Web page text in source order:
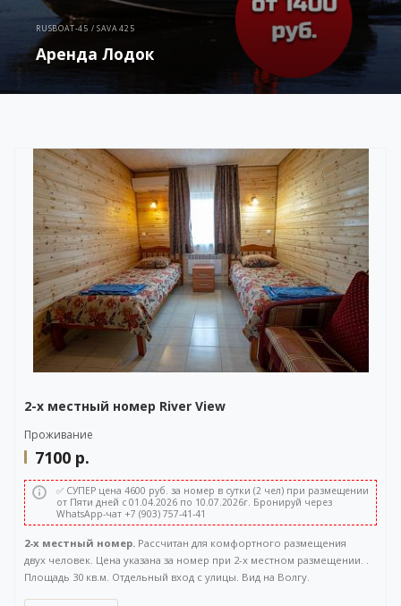
RUSBOAT-45 / SAVA 425
Аренда Лодок
2-х местный номер River View
Проживание
7100 р.
✅ СУПЕР цена 4600 руб. за номер в сутки (2 чел) при размещении
от Пяти дней с 01.04.2026 по 10.07.2026г. Бронируй через
WhatsApp-чат +7 (903) 757-41-41
2-х местный номер. Рассчитан для комфортного размещения
двух человек. Цена указана за номер при 2-х местном размещении. .
Площадь 30 кв.м. Отдельный вход с улицы. Вид на Волгу.